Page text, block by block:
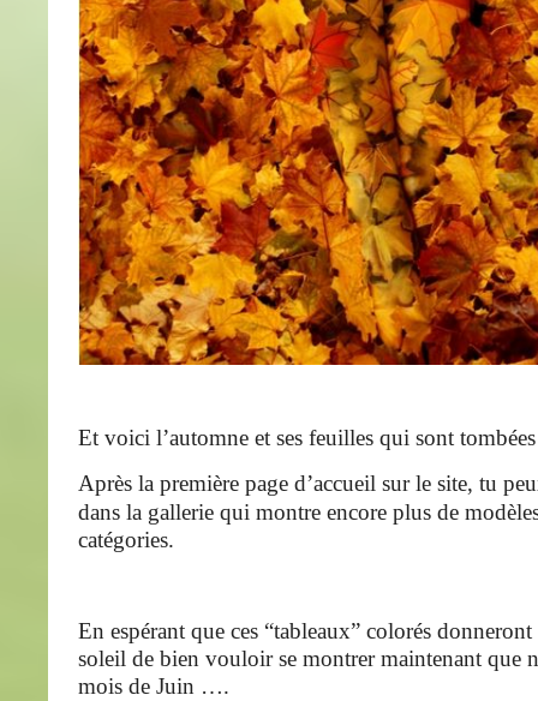
Et voici l’automne et ses feuilles qui sont
Après la première page d’accueil sur le site, tu
dans la gallerie qui montre encore plus de
catégories.
En espérant que ces “tableaux” colorés
soleil de bien vouloir se montrer maintenant que
mois de Juin ….